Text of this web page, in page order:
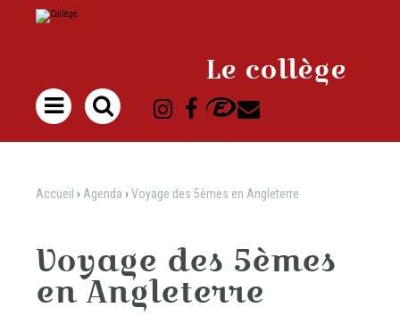
au
contenu.
personnels
Le collège

Accueil › Agenda › Voyage des 5èmes en Angleterre
Voyage des 5èmes
en Angleterre